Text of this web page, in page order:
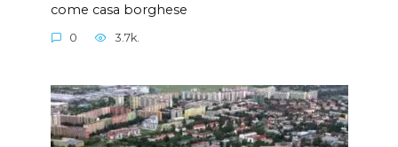
come casa borghese
0 3.7k.